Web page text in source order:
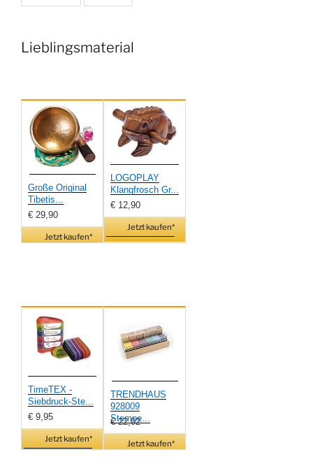
Lieblingsmaterial
Große Original
Tibetis...
€ 29,90
Jetzt kaufen*
LOGOPLAY
Klangfrosch Gr...
€ 12,90
Jetzt kaufen*
TimeTEX -
Siebdruck-Ste...
€ 9,95
Jetzt kaufen*
TRENDHAUS
928009
Stempe...
€ 22,02
Jetzt kaufen*